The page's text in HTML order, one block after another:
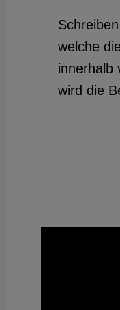
welche
innerhalb
wird die